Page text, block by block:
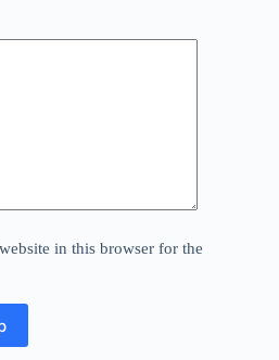
in this browser for the